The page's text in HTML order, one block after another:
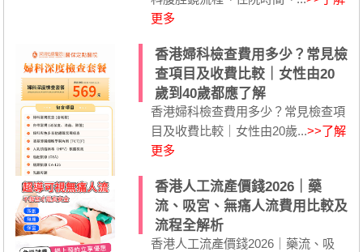
更多
香港婦科檢查費用多少？常見檢
查項目及收費比較｜女性由20
歲到40歲都應了解
香港婦科檢查費用多少？常見檢查項
目及收費比較｜女性由20歲...>>了解
更多
香港人工流產價錢2026｜藥
流、吸宮、無痛人流費用比較及
流程全解析
香港人工流產價錢2026｜藥流、吸